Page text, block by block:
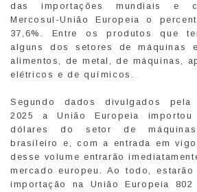
das importações mundiais e
Mercosul-União Europeia o
37,6%. Entre os produtos que
alguns dos setores de máquinas
alimentos, de metal, de máquinas,
elétricos e de químicos.
Segundo dados divulgados pela
2025 a União Europeia
dólares do setor de máquinas
brasileiro e, com a entrada em
desse volume entrarão
mercado europeu. Ao todo,
importação na União Europeia